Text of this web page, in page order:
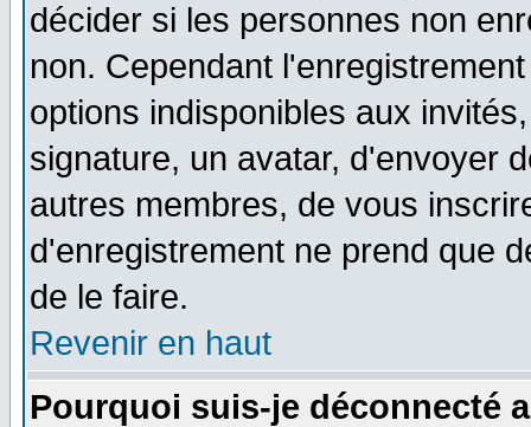
décider si les personnes non
non. Cependant
options indisponibles aux
signature, un avatar, d'envoyer
autres membres, de vous
d'enregistrement ne prend que
de le faire.
Revenir en haut
Pourquoi suis-je déconnecté